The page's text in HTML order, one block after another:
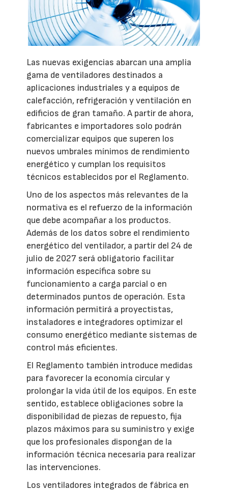
Las nuevas exigencias abarcan una amplia
gama de ventiladores destinados a
aplicaciones industriales y a equipos de
calefacción, refrigeración y ventilación en
edificios de gran tamaño. A partir de ahora,
fabricantes e importadores solo podrán
comercializar equipos que superen los
nuevos umbrales mínimos de rendimiento
energético y cumplan los requisitos
técnicos establecidos por el Reglamento.
Uno de los aspectos más relevantes de la
normativa es el refuerzo de la información
que debe acompañar a los productos.
Además de los datos sobre el rendimiento
energético del ventilador, a partir del 24 de
julio de 2027 será obligatorio facilitar
información específica sobre su
funcionamiento a carga parcial o en
determinados puntos de operación. Esta
información permitirá a proyectistas,
instaladores e integradores optimizar el
consumo energético mediante sistemas de
control más eficientes.
El Reglamento también introduce medidas
para favorecer la economía circular y
prolongar la vida útil de los equipos. En este
sentido, establece obligaciones sobre la
disponibilidad de piezas de repuesto, fija
plazos máximos para su suministro y exige
que los profesionales dispongan de la
información técnica necesaria para realizar
las intervenciones.
Los ventiladores integrados de fábrica en